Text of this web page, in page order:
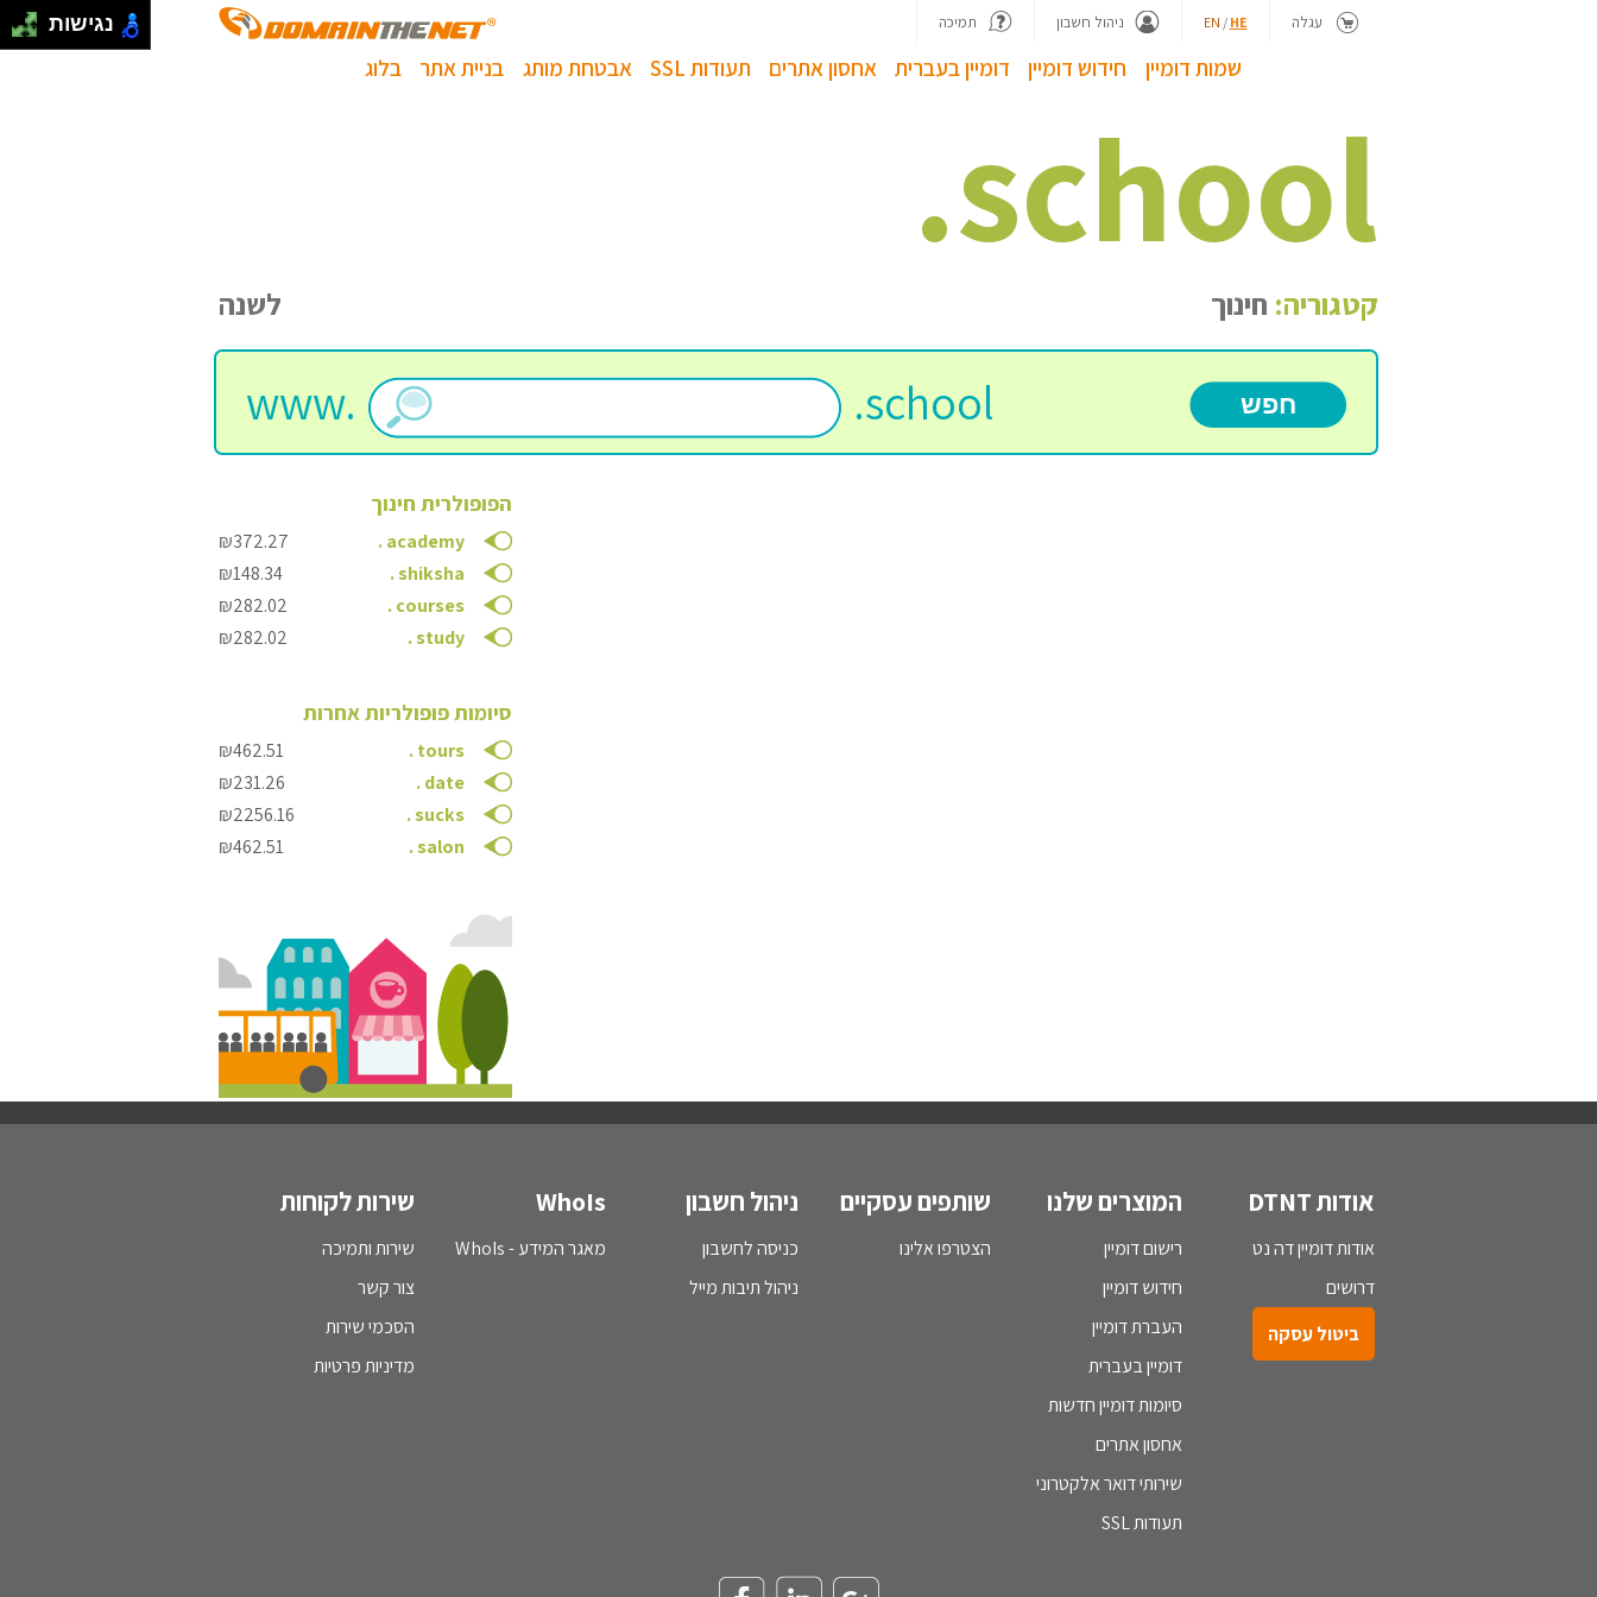
עגלה HE
/
EN ניהול חשבון תמיכה
שמות דומיין חידוש דומיין דומיין בעברית אחסון אתרים תעודות SSL אבטחת מותג בניית אתר בלוג
.school
קטגוריה: חינוך לשנה
www. .school
הפופולרית חינוך
.academy
₪372.27
.shiksha
₪148.34
.courses
₪282.02
.study
₪282.02
סיומות פופולריות אחרות
.tours
₪462.51
.date
₪231.26
.sucks
₪2256.16
.salon
₪462.51
אודות DTNT
אודות דומיין דה נט
דרושים
ביטול עסקה
המוצרים שלנו
רישום דומיין
חידוש דומיין
העברת דומיין
דומיין בעברית
סיומות דומיין חדשות
אחסון אתרים
שירותי דואר אלקטרוני
תעודות SSL
שותפים עסקיים
הצטרפו אלינו
ניהול חשבון
כניסה לחשבון
ניהול תיבות מייל
WhoIs
מאגר המידע - WhoIs
שירות לקוחות
שירות ותמיכה
צור קשר
הסכמי שירות
מדיניות פרטיות
נגישות